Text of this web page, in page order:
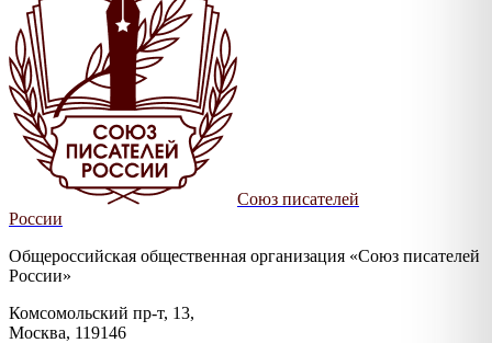
Союз писателей
России
Общероссийская общественная организация «Союз писателей
России»
Комсомольский пр-т, 13,
Москва, 119146